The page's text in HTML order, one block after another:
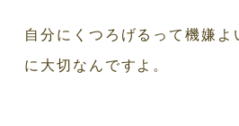
自分にくつろげるって機嫌よ
に大切なんですよ。